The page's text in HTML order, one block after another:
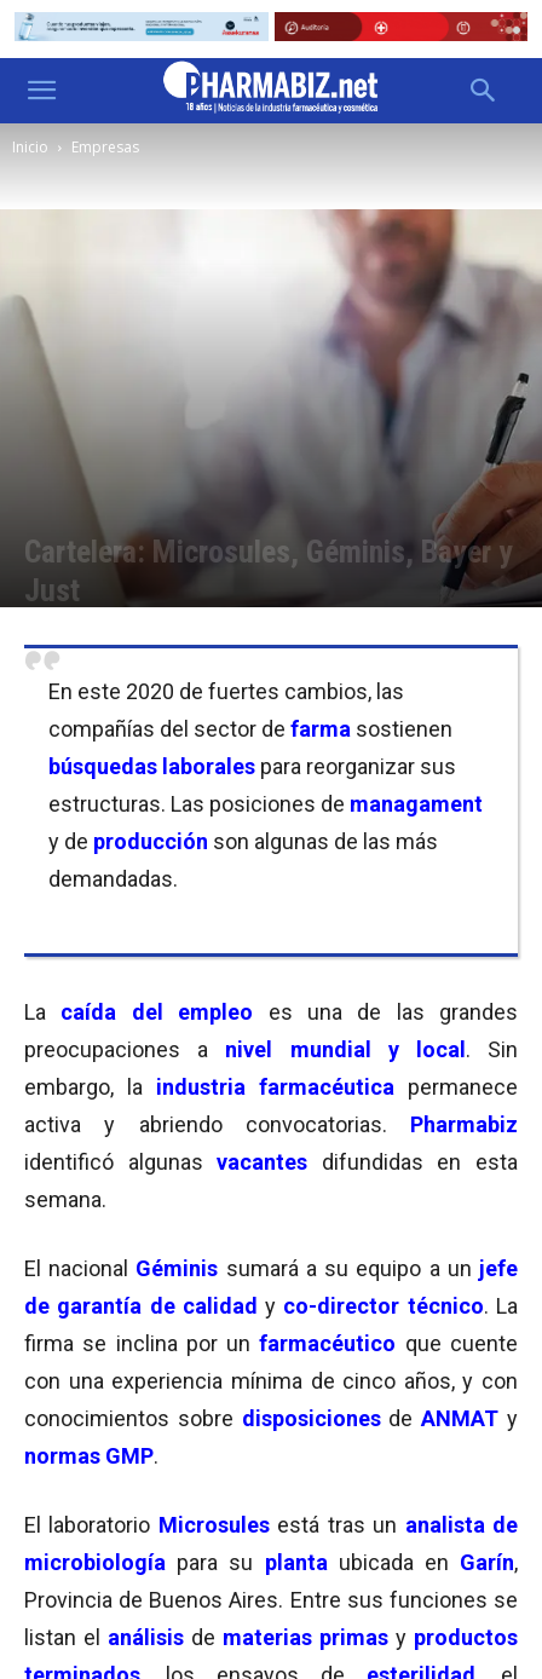
Inicio Empresas
Cartelera: Microsules, Géminis, Bayer y
Just
En este 2020 de fuertes cambios, las
compañías del sector de farma sostienen
búsquedas laborales para reorganizar sus
estructuras. Las posiciones de managament
y de producción son algunas de las más
demandadas.
La caída del empleo es una de las grandes
preocupaciones a nivel mundial y local . Sin
embargo, la industria farmacéutica
permanece
activa y abriendo convocatorias. Pharmabiz
identificó algunasvacantes
difundidas en esta
semana.
El nacional Géminis sumará a su equipo a un jefe
de garantía de calidad y co-director técnico. La
firma se inclina por unfarmacéutico que cuente
con una experiencia mínima de cinco años, y con
conocimientos sobre disposiciones deANMAT y
normas GMP.
El laboratorio Microsulesestá tras un analista de
microbiología para su planta ubicada en Garín,
Provincia de Buenos Aires. Entre sus funciones se
listan el análisis de materias primas y productos